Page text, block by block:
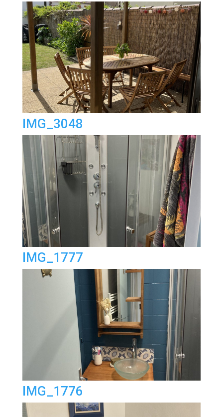
IMG_3048
IMG_1777
IMG_1776